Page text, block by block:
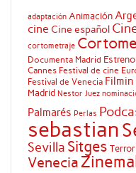
adaptación Animación
cine Cine español
cortometraje
Documenta Madrid Estreno
Cannes Festival de cine
Festival de Venecia Filmin
Madrid Nestor Juez
Palmarés Perlas
sebastian
Sevilla Sitges Terror
Venecia